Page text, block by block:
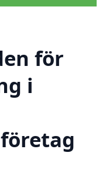
för
i